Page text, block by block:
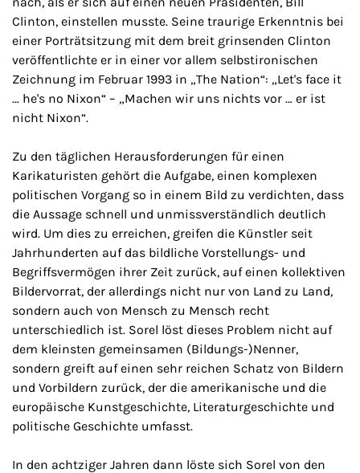
Clinton, einstellen musste. Seine traurige Erkenntnis bei
einer Porträtsitzung mit dem breit grinsenden Clinton
veröffentlichte er in einer vor allem selbstironischen
Zeichnung im Februar 1993 in „The Nation“: „Let's face it
… he's no Nixon“ – „Machen wir uns nichts vor … er ist
nicht Nixon“.
Zu den täglichen Herausforderungen für einen
Karikaturisten gehört die Aufgabe, einen komplexen
politischen Vorgang so in einem Bild zu verdichten, dass
die Aussage schnell und unmissverständlich deutlich
wird. Um dies zu erreichen, greifen die Künstler seit
Jahrhunderten auf das bildliche Vorstellungs- und
Begriffsvermögen ihrer Zeit zurück, auf einen kollektiven
Bildervorrat, der allerdings nicht nur von Land zu Land,
sondern auch von Mensch zu Mensch recht
unterschiedlich ist. Sorel löst dieses Problem nicht auf
dem kleinsten gemeinsamen (Bildungs-)Nenner,
sondern greift auf einen sehr reichen Schatz von Bildern
und Vorbildern zurück, der die amerikanische und die
europäische Kunstgeschichte, Literaturgeschichte und
politische Geschichte umfasst.
In den achtziger Jahren dann löste sich Sorel von den